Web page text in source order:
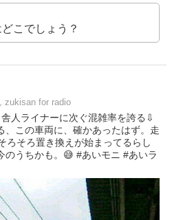
こでしょう？
zukisan for radio
ライナーに次ぐ混雑率を誇る⇩
、この車両に、確かあったはず。走
ろそろ置き換えが始まってるらし
のうちかも。😅 #あいモニ #あいラ